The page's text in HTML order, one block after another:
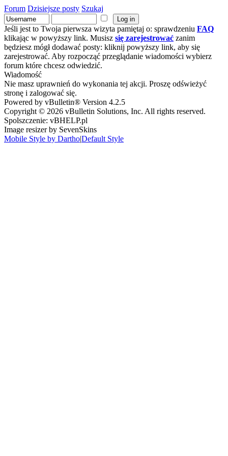
Forum Dzisiejsze posty Szukaj
Jeśli jest to Twoja pierwsza wizyta pamiętaj o: sprawdzeniu FAQ
klikając w powyższy link. Musisz się zarejestrować zanim
będziesz mógł dodawać posty: kliknij powyższy link, aby się
zarejestrować. Aby rozpocząć przeglądanie wiadomości wybierz
forum które chcesz odwiedzić.
Wiadomość
Nie masz uprawnień do wykonania tej akcji. Proszę odświeżyć
stronę i zalogować się.
Powered by vBulletin® Version 4.2.5
Copyright © 2026 vBulletin Solutions, Inc. All rights reserved.
Spolszczenie: vBHELP.pl
Image resizer by SevenSkins
Mobile Style by Dartho|Default Style